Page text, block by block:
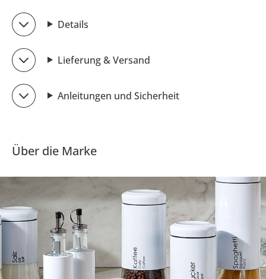
Details
Lieferung & Versand
Anleitungen und Sicherheit
Über die Marke